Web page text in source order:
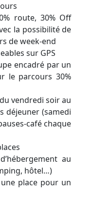
route, 30% Off
la possibilité de
de week-end
sur GPS
encadré par un
le parcours 30%
vendredi soir au
déjeuner (samedi
café chaque
au
hôtel…)
place pour un